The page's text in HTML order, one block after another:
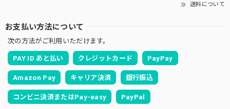
送料について
お支払い方法について
次の方法がご利用いただけます。
PAY ID あと払い クレジットカード PayPay
Amazon Pay キャリア決済 銀行振込
コンビニ決済またはPay-easy PayPal